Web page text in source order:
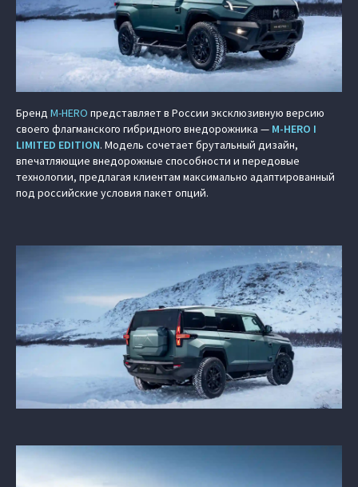
Бренд M‑HERO представляет в России эксклюзивную версию
своего флагманского гибридного внедорожника — M‑HERO I
LIMITED EDITION. Модель сочетает брутальный дизайн,
впечатляющие внедорожные способности и передовые
технологии, предлагая клиентам максимально адаптированный
под российские условия пакет опций.